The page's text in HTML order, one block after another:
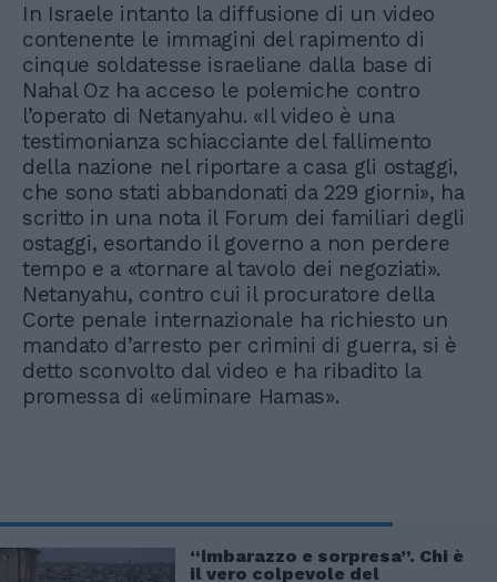
In Israele intanto la diffusione di un video
contenente le immagini del rapimento di
cinque soldatesse israeliane dalla base di
Nahal Oz ha acceso le polemiche contro
l’operato di Netanyahu. «Il video è una
testimonianza schiacciante del fallimento
della nazione nel riportare a casa gli ostaggi,
che sono stati abbandonati da 229 giorni», ha
scritto in una nota il Forum dei familiari degli
ostaggi, esortando il governo a non perdere
tempo e a «tornare al tavolo dei negoziati».
Netanyahu, contro cui il procuratore della
Corte penale internazionale ha richiesto un
mandato d’arresto per crimini di guerra, si è
detto sconvolto dal video e ha ribadito la
promessa di «eliminare Hamas».
“imbarazzo e sorpresa”. Chi è
il vero colpevole del